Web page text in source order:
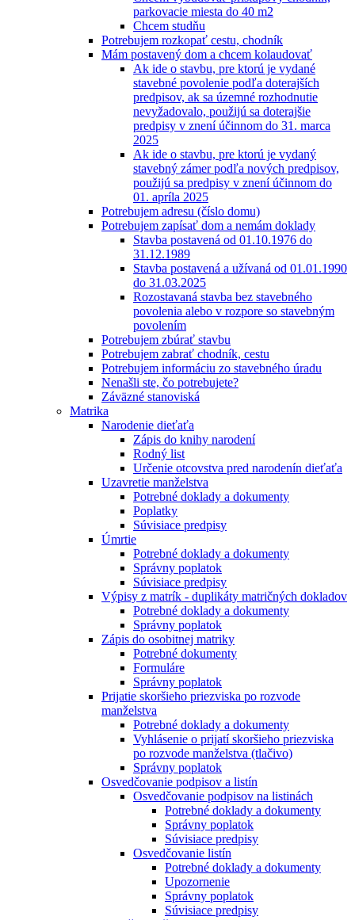
parkovacie miesta do 40 m2
Chcem studňu
Potrebujem rozkopať cestu, chodník
Mám postavený dom a chcem kolaudovať
Ak ide o stavbu, pre ktorú je vydané
stavebné povolenie podľa doterajších
predpisov, ak sa územné rozhodnutie
nevyžadovalo, použijú sa doterajšie
predpisy v znení účinnom do 31. marca
2025
Ak ide o stavbu, pre ktorú je vydaný
stavebný zámer podľa nových predpisov,
použijú sa predpisy v znení účinnom do
01. apríla 2025
Potrebujem adresu (číslo domu)
Potrebujem zapísať dom a nemám doklady
Stavba postavená od 01.10.1976 do
31.12.1989
Stavba postavená a užívaná od 01.01.1990
do 31.03.2025
Rozostavaná stavba bez stavebného
povolenia alebo v rozpore so stavebným
povolením
Potrebujem zbúrať stavbu
Potrebujem zabrať chodník, cestu
Potrebujem informáciu zo stavebného úradu
Nenašli ste, čo potrebujete?
Záväzné stanoviská
Matrika
Narodenie dieťaťa
Zápis do knihy narodení
Rodný list
Určenie otcovstva pred narodenín dieťaťa
Uzavretie manželstva
Potrebné doklady a dokumenty
Poplatky
Súvisiace predpisy
Úmrtie
Potrebné doklady a dokumenty
Správny poplatok
Súvisiace predpisy
Výpisy z matrík - duplikáty matričných dokladov
Potrebné doklady a dokumenty
Správny poplatok
Zápis do osobitnej matriky
Potrebné dokumenty
Formuláre
Správny poplatok
Prijatie skoršieho priezviska po rozvode
manželstva
Potrebné doklady a dokumenty
Vyhlásenie o prijatí skoršieho priezviska
po rozvode manželstva (tlačivo)
Správny poplatok
Osvedčovanie podpisov a listín
Osvedčovanie podpisov na listinách
Potrebné doklady a dokumenty
Správny poplatok
Súvisiace predpisy
Osvedčovanie listín
Potrebné doklady a dokumenty
Upozornenie
Správny poplatok
Súvisiace predpisy